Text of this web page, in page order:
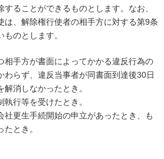
ることができるものとします。なお、
は、解除権行使者の相手方に対する第9条
のとします。
相手方が書面によってかかる違反行為の
わらず、違反当事者が同書面到達後30日
消しなかったとき。
行等を受けたとき。
社更生手続開始の申立があったとき、も
とき。